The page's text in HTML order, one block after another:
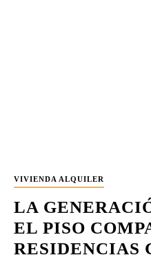
VIVIENDA ALQUILER
LA
EL PISO
RESIDENCIAS